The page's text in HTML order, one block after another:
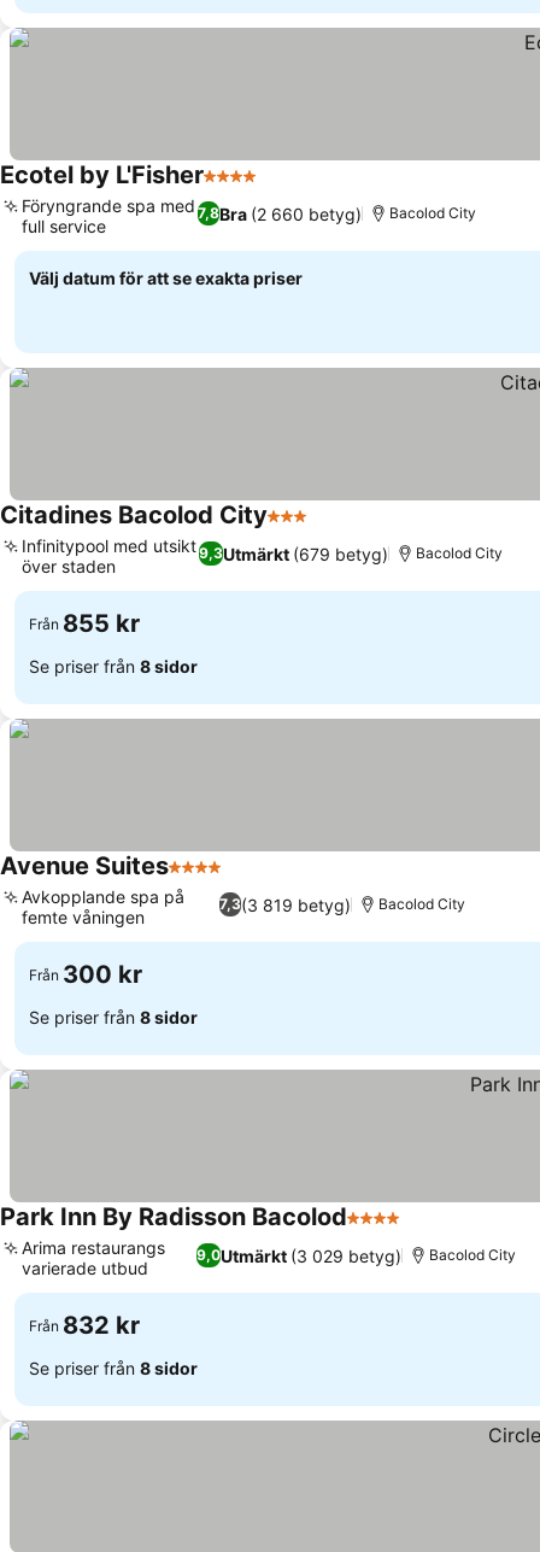
Ecotel by L'Fisher4 Stjärnor
7,8Bra (2 660 betyg)
Föryngrande spa med
full service
Bacolod City
Välj datum för att se exakta priser
Citadines Bacolod City3 Stjärnor
9,3Utmärkt (679 betyg)
Infinitypool med utsikt
över staden
Bacolod City
Från 855 kr
Se priser från 8 sidor
Avenue Suites4 Stjärnor
7,3(3 819 betyg)
Avkopplande spa på
femte våningen
Bacolod City
Från 300 kr
Se priser från 8 sidor
Park Inn By Radisson Bacolod4 Stjärnor
9,0Utmärkt (3 029 betyg)
Arima restaurangs
varierade utbud
Bacolod City
Från 832 kr
Se priser från 8 sidor